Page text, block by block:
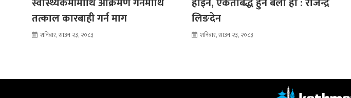
तत्काल कारबाही गर्न माग
शनिबार, साउन २३, २०८३
लिङदेन
शनिबार, साउन २३, २०८३